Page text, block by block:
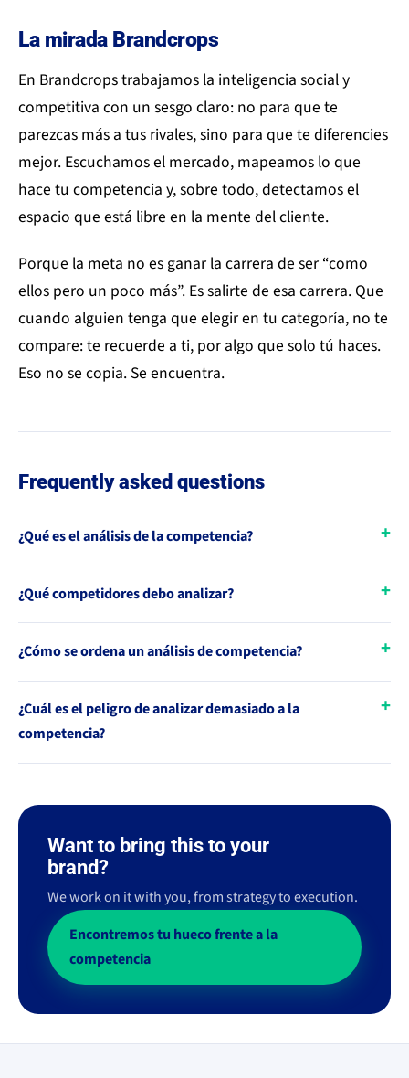
La mirada Brandcrops
En Brandcrops trabajamos la inteligencia social y
competitiva con un sesgo claro: no para que te
parezcas más a tus rivales, sino para que te diferencies
mejor. Escuchamos el mercado, mapeamos lo que
hace tu competencia y, sobre todo, detectamos el
espacio que está libre en la mente del cliente.
Porque la meta no es ganar la carrera de ser “como
ellos pero un poco más”. Es salirte de esa carrera. Que
cuando alguien tenga que elegir en tu categoría, no te
compare: te recuerde a ti, por algo que solo tú haces.
Eso no se copia. Se encuentra.
Frequently asked questions
¿Qué es el análisis de la competencia?
¿Qué competidores debo analizar?
¿Cómo se ordena un análisis de competencia?
¿Cuál es el peligro de analizar demasiado a la
competencia?
Want to bring this to your
brand?
We work on it with you, from strategy to execution.
Encontremos tu hueco frente a la
competencia